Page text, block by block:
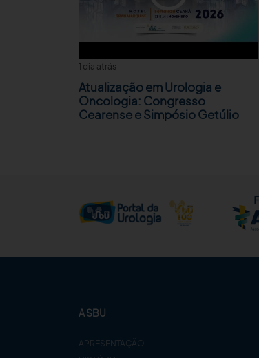
1 dia atrás
Atualização em Urologia e
Oncologia: Congresso
Cearense e Simpósio Getúlio
A SBU
APRESENTAÇÃO